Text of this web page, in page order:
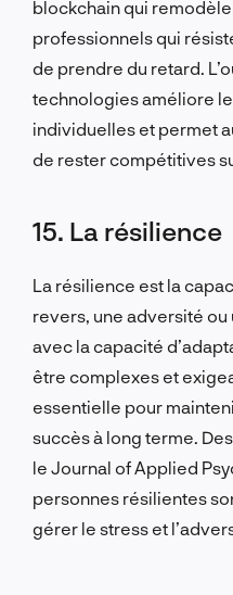
blockchain qui
professionnels qui
de prendre du retard.
technologies améliore
individuelles et permet
de rester compétitives
15. La résilience
La résilience est la
revers, une adversité ou
avec la capacité
être complexes et
essentielle pour
succès à long terme.
le Journal of Applied
personnes résilientes
gérer le stress et